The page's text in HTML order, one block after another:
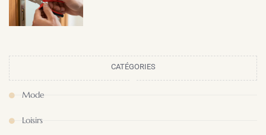
CATÉGORIES
Mode
Loisirs